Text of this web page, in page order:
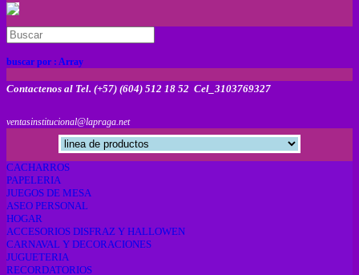
buscar por : Array
Contactenos al Tel. (+57) (604) 512 18 52 Cel_3103769327
ventasinstitucional@lapraga.net
CACHARROS
PAPELERIA
JUEGOS DE MESA
ASEO PERSONAL
HOGAR
ACCESORIOS DISFRAZ Y HALLOWEN
CARNAVAL Y DECORACIONES
JUGUETERIA
RECORDATORIOS